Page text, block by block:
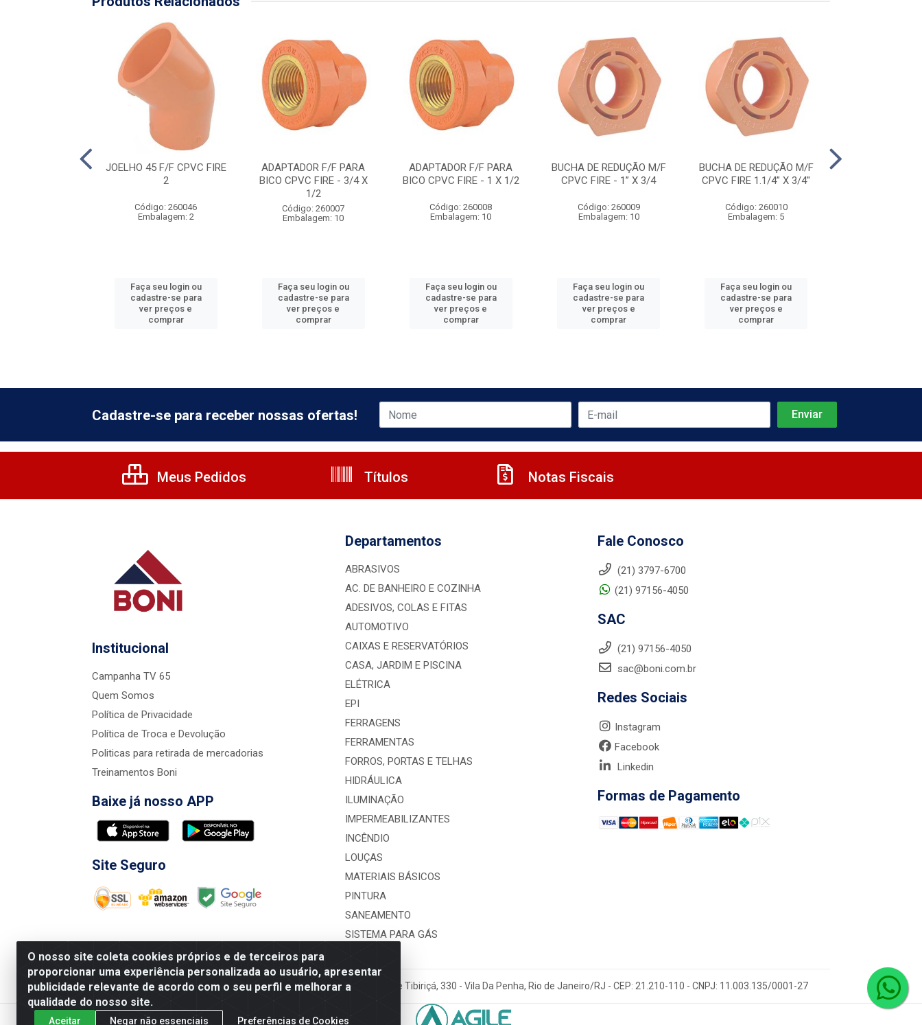
JOELHO 45 F/F CPVC FIRE
2
Código: 260046
Embalagem: 2
Faça seu login ou
cadastre-se para
ver preços e
comprar
ADAPTADOR F/F PARA
BICO CPVC FIRE - 3/4 X
1/2
Código: 260007
Embalagem: 10
Faça seu login ou
cadastre-se para
ver preços e
comprar
ADAPTADOR F/F PARA
BICO CPVC FIRE - 1 X 1/2
Código: 260008
Embalagem: 10
Faça seu login ou
cadastre-se para
ver preços e
comprar
BUCHA DE REDUÇÃO M/F
CPVC FIRE - 1” X 3/4
Código: 260009
Embalagem: 10
Faça seu login ou
cadastre-se para
ver preços e
comprar
BUCHA DE REDUÇÃO M/F
CPVC FIRE 1.1/4” X 3/4''
Código: 260010
Embalagem: 5
Faça seu login ou
cadastre-se para
ver preços e
comprar
O nosso site coleta cookies próprios e de terceiros para
proporcionar uma experiência personalizada ao usuário, apresentar
publicidade relevante de acordo com o seu perfil e melhorar a
qualidade do nosso site.
Aceitar Negar não essenciais Preferências de Cookies
Cadastre-se para receber nossas ofertas!
Meus Pedidos Títulos Notas Fiscais
Institucional
Campanha TV 65
Quem Somos
Política de Privacidade
Política de Troca e Devolução
Politicas para retirada de mercadorias
Treinamentos Boni
Baixe já nosso APP
Site Seguro
Departamentos
ABRASIVOS
AC. DE BANHEIRO E COZINHA
ADESIVOS, COLAS E FITAS
AUTOMOTIVO
CAIXAS E RESERVATÓRIOS
CASA, JARDIM E PISCINA
ELÉTRICA
EPI
FERRAGENS
FERRAMENTAS
FORROS, PORTAS E TELHAS
HIDRÁULICA
ILUMINAÇÃO
IMPERMEABILIZANTES
INCÊNDIO
LOUÇAS
MATERIAIS BÁSICOS
PINTURA
SANEAMENTO
SISTEMA PARA GÁS
Fale Conosco
(21) 3797-6700
(21) 97156-4050
SAC
(21) 97156-4050
sac@boni.com.br
Redes Sociais
Instagram
Facebook
Linkedin
Formas de Pagamento
Nova Boni Distribuidora de Material de Construção LTDA - Rua Alice Tibiriçá, 330 - Vila Da Penha, Rio de Janeiro/RJ - CEP: 21.210-110 - CNPJ: 11.003.135/0001-27